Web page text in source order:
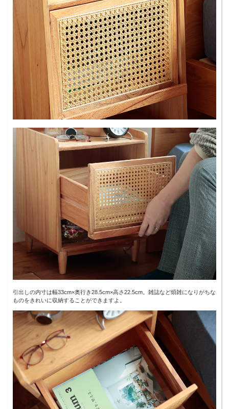
引出しの内寸は幅33cm×奥行き28.5cm×高さ22.5cm。雑誌など煩雑になりがちな
ものをきれいに収納することができますよ。